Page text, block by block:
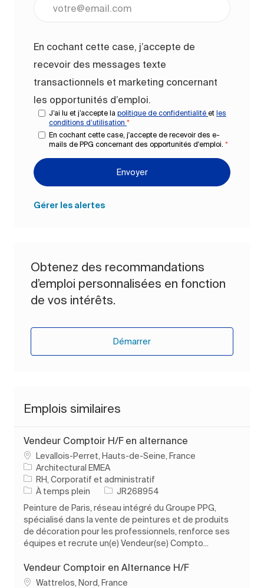
En cochant cette case, j’accepte de
recevoir des messages texte
transactionnels et marketing concernant
les opportunités d’emploi.
J’ai lu et j’accepte la politique de confidentialité et les
conditions d’utilisation *
En cochant cette case, j'accepte de recevoir des e-
mails de PPG concernant des opportunités d'emploi. *
Envoyer
Gérer les alertes
Obtenez des recommandations
d’emploi personnalisées en fonction
de vos intérêts.
Démarrer
Emplois similaires
Vendeur Comptoir H/F en alternance
Emplacement
Levallois-Perret, Hauts-de-Seine, France
Architectural EMEA
Catégorie
RH, Corporatif et administratif
Type d’emploi
À temps plein ID de l’emploi
JR268954
Peinture de Paris, réseau intégré du Groupe PPG,
spécialisé dans la vente de peintures et de produits
de décoration pour les professionnels, renforce ses
équipes et recrute un(e) Vendeur(se) Compto...
Vendeur Comptoir en Alternance H/F
Emplacement
Wattrelos, Nord, France